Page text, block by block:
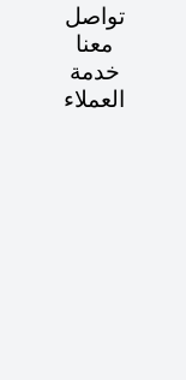
تواصل
معنا
خدمة
العملاء